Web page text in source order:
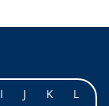
I J K
L